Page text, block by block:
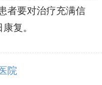
者要对治疗充满信
复。
院